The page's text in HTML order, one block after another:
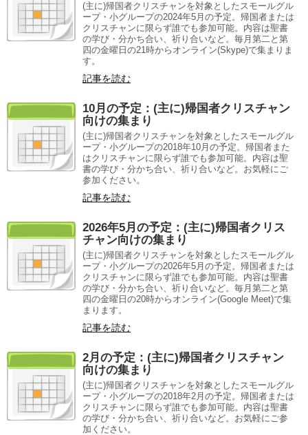
(主に)帰国者クリスチャンを対象としたスモールグル
ープ・小グループの2024年5月の予定。帰国者または
クリスチャンに限らず誰でも参加可能。内容は聖書
の学び・分かち合い、祈り合いなど。毎月第二と第
四の金曜日の21時からオンライン(Skype)で集まりま
す。
記事を読む
10月の予定：(主に)帰国者クリスチャン
向けの集まり
(主に)帰国者クリスチャンを対象としたスモールグル
ープ・小グループの2018年10月の予定。帰国者また
はクリスチャンに限らず誰でも参加可能。内容は聖
書の学び・分かち合い、祈り合いなど。お気軽にご
参加ください。
記事を読む
2026年5月の予定：(主に)帰国者クリス
チャン向けの集まり
(主に)帰国者クリスチャンを対象としたスモールグル
ープ・小グループの2026年5月の予定。帰国者または
クリスチャンに限らず誰でも参加可能。内容は聖書
の学び・分かち合い、祈り合いなど。毎月第二と第
四の金曜日の20時からオンライン(Google Meet)で集
まります。
記事を読む
2月の予定：(主に)帰国者クリスチャン
向けの集まり
(主に)帰国者クリスチャンを対象としたスモールグル
ープ・小グループの2018年2月の予定。帰国者または
クリスチャンに限らず誰でも参加可能。内容は聖書
の学び・分かち合い、祈り合いなど。お気軽にご参
加ください。